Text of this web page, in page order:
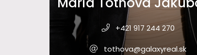
+421 917 244 270
tothova@galaxyreal.sk